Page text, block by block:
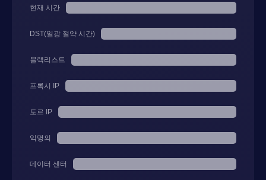
현재 시간
DST(일광 절약 시간)
블랙리스트
프록시 IP
토르 IP
익명의
데이터 센터